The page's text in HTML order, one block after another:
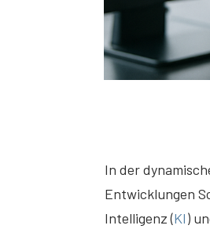
In der
Entwicklungen
Intelligenz (KI)